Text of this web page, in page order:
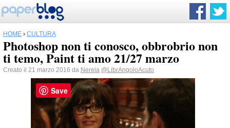
HOME › CULTURA
Photoshop non ti conosco, obbrobrio non
ti temo, Paint ti amo 21/27 marzo
Creato il 21 marzo 2016 da Nereia @LibrAngoloAcuto
Save